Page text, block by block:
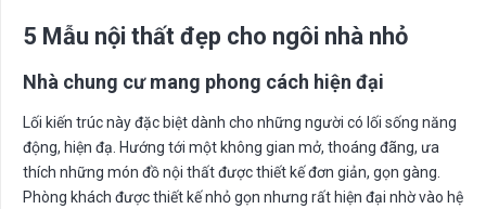
5 Mẫu nội thất đẹp cho ngôi nhà nhỏ
Nhà chung cư mang phong cách hiện đại
Lối kiến trúc này đặc biệt dành cho những người có lối sống năng
động, hiện đạ. Hướng tới một không gian mở, thoáng đãng, ưa
thích những món đồ nội thất được thiết kế đơn giản, gọn gàng.
Phòng khách được thiết kế nhỏ gọn nhưng rất hiện đại nhờ vào hệ